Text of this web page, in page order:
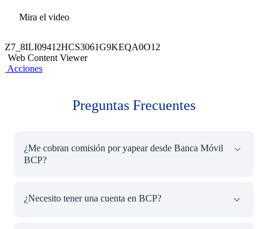
Mira el video
Z7_8ILI09412HCS3061G9KEQA0O12
Web Content Viewer
Acciones
Preguntas Frecuentes
¿Me cobran comisión por yapear desde Banca Móvil
BCP?
¿Necesito tener una cuenta en BCP?